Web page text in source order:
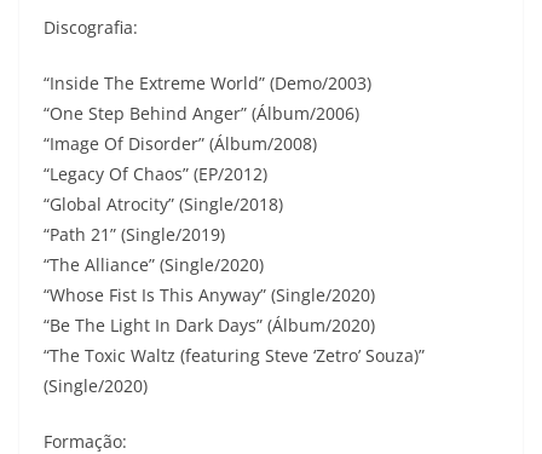
Discografia:
“Inside The Extreme World” (Demo/2003)
“One Step Behind Anger” (Álbum/2006)
“Image Of Disorder” (Álbum/2008)
“Legacy Of Chaos” (EP/2012)
“Global Atrocity” (Single/2018)
“Path 21” (Single/2019)
“The Alliance” (Single/2020)
“Whose Fist Is This Anyway” (Single/2020)
“Be The Light In Dark Days” (Álbum/2020)
“The Toxic Waltz (featuring Steve ‘Zetro’ Souza)”
(Single/2020)
Formação: